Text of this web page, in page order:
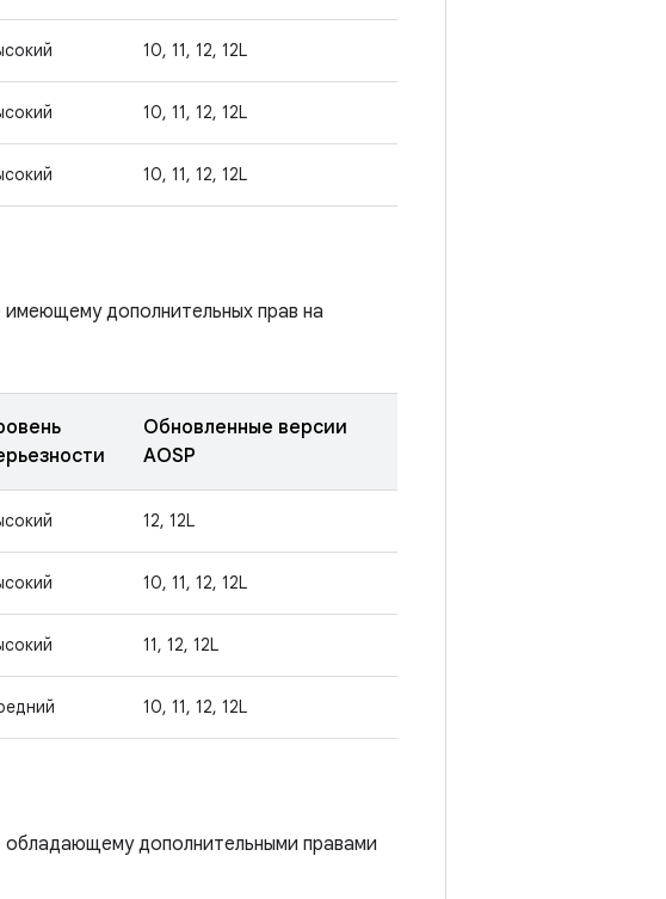
10, 11, 12, 12L
10, 11, 12, 12L
10, 11, 12, 12L
имеющему дополнительных прав на
Обновленные версии
AOSP
12, 12L
10, 11, 12, 12L
11, 12, 12L
10, 11, 12, 12L
обладающему дополнительными правами